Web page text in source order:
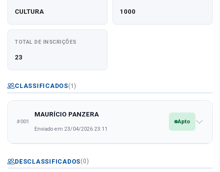
CULTURA 1000
TOTAL DE INSCRIÇÕES
23
CLASSIFICADOS(1)
#001
MAURÍCIO PANZERA
Enviado em 23/04/2026 23:11
Apto
DESCLASSIFICADOS(0)